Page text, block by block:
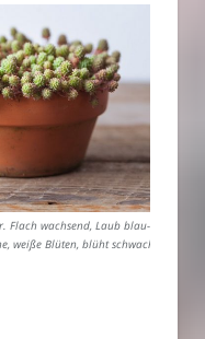
Flach wachsend, Laub blau-
weiße Blüten, blüht schwach,